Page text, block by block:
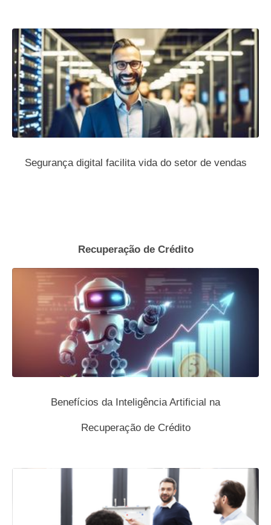
Segurança digital facilita vida do setor de vendas
Recuperação de Crédito
Benefícios da Inteligência Artificial na
Recuperação de Crédito